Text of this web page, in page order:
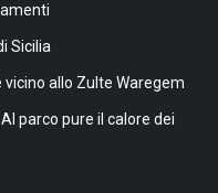
Sicilia
vicino allo Zulte Waregem
parco pure il calore dei